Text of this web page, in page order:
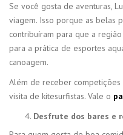
Se você gosta de aventuras,
viagem. Isso porque as belas
contribuíram para que a
para a prática de esportes
canoagem.
Além de receber
visita de kitesurfistas. Vale o
Desfrute dos bares e